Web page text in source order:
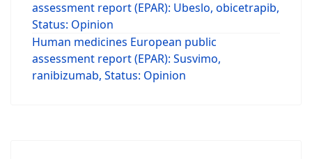
assessment report (EPAR): Ubeslo, obicetrapib,
Status: Opinion
Human medicines European public
assessment report (EPAR): Susvimo,
ranibizumab, Status: Opinion